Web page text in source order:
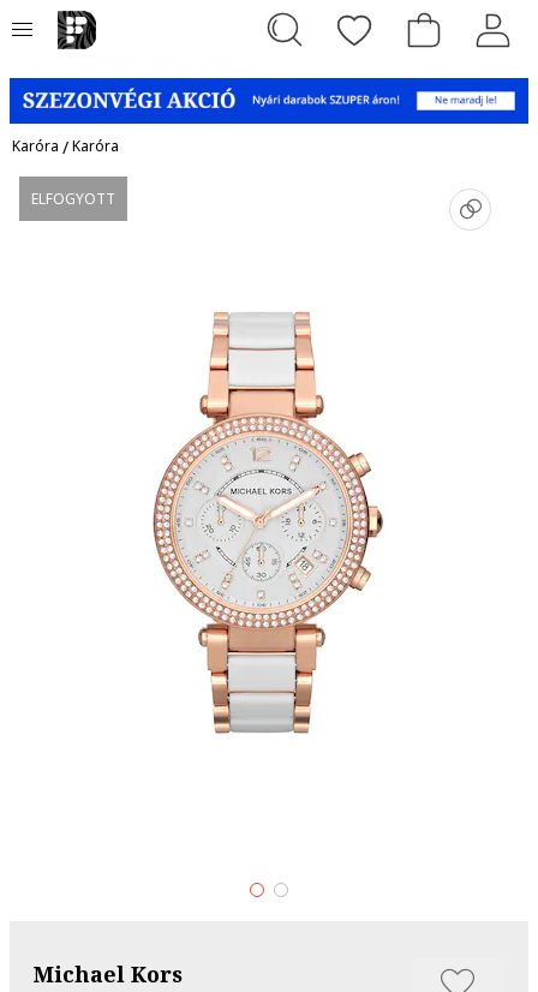
Karóra /Karóra
ELFOGYOTT
Michael Kors